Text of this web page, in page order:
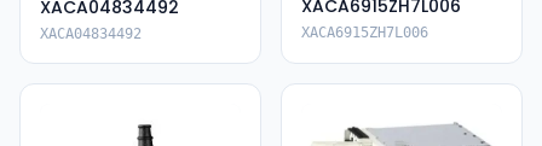
XACA04834492
XACA04834492
XACA6915ZH7L006
XACA6915ZH7L006